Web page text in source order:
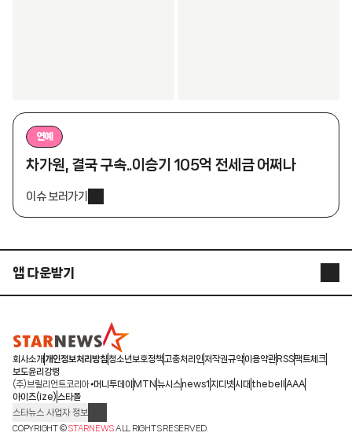
연예
차가원, 결국 구속..이승기 105억 전세금 어쩌나
이슈 보러가기
앱 다운받기
STARPOLL
회사소개 개인정보처리방침청소년보호정책 고충처리인저작권규약이용약관 RSS팩트체크
보도윤리강령
(주)브릴리언트코리아 머니투데이 MTN 뉴시스news1 지디넷시대 thebell AAA
아이즈(ize) 스타폴
스타뉴스 사업자 정보
주소: 서울시 종로구 청계천로 11(서린동, 청계한국빌딩)
COPYRIGHT ©STARNEWSALL RIGHTS RESERVED.